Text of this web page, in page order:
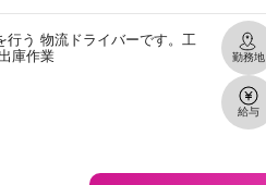
行う 物流ドライバーです。工
庫作業
勤務地
給与